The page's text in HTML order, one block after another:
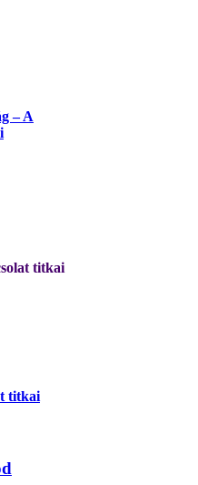
– A
titkai
titkai